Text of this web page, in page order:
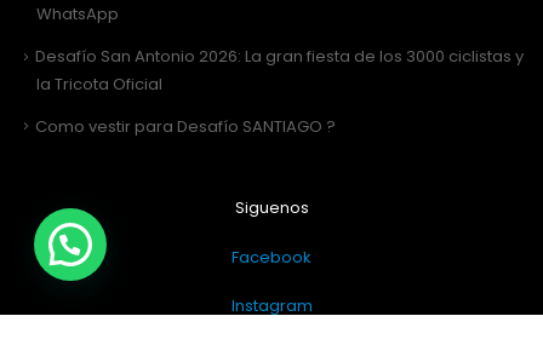
WhatsApp
Desafío San Antonio 2026: La gran fiesta de los 3000 ciclistas y
la Tricota Oficial
Como vestir para Desafío SANTIAGO ?
Siguenos
Facebook
Instagram